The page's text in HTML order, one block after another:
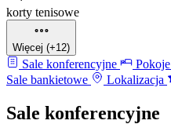
korty tenisowe
Więcej (+12)
Sale konferencyjne Pokoje
Sale bankietowe
Lokalizacja
Sale konferencyjne